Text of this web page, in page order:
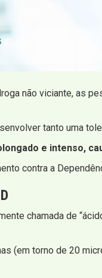
não viciante, as
tanto uma
e intenso,
contra a
chamada de
(em torno de 20